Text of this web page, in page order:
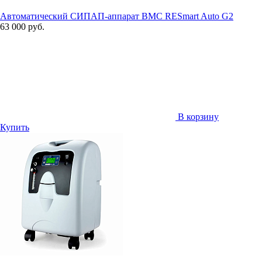
Автоматический СИПАП-аппарат BMC RESmart Auto G2
63 000 руб.
В корзину
Купить